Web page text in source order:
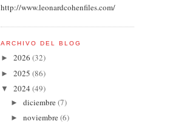
http://www.leonardcohenfiles.com/
ARCHIVO DEL BLOG
► 2026 (32)
► 2025 (86)
▼ 2024 (49)
► diciembre(7)
► noviembre(6)